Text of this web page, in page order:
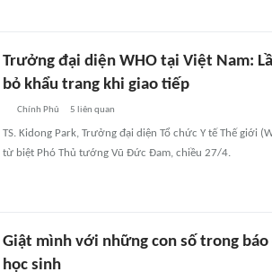
Trưởng đại diện WHO tại Việt Nam:
bỏ khẩu trang khi giao tiếp
Chính Phủ 5 liên quan
TS. Kidong Park, Trưởng đại diện Tổ chức Y tế Thế giới
từ biệt Phó Thủ tướng Vũ Đức Đam, chiều 27/4.
Giật mình với những con số trong
học sinh